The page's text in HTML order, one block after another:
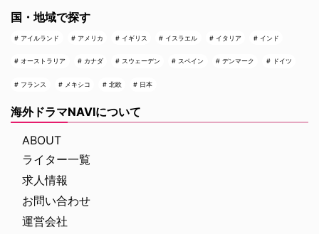
国・地域で探す
アイルランド アメリカ イギリス イスラエル イタリア インド
オーストラリア カナダ スウェーデン スペイン デンマーク ドイツ
フランス メキシコ 北欧 日本
海外ドラマNAVIについて
ABOUT
ライター一覧
求人情報
お問い合わせ
運営会社